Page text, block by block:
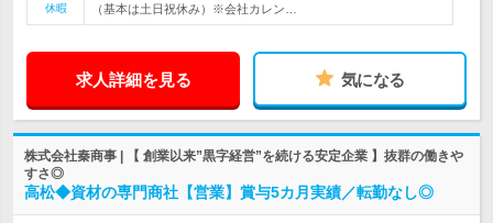
休暇
（基本は土日祝休み）※会社カレン…
求人詳細を見る 気になる
株式会社秦商事 | 【 創業以来”黒字経営”を続ける安定企業 】抜群の働きや
すさ◎
高松◆資材の専門商社【営業】賞与5カ月実績／転勤なし◎